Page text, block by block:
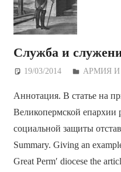
Служба и
19/03/2014 Дежурный
АРМИЯ
Аннотация. В статье на
Великопермской епархии
социальной защиты
Summary. Giving an
Great Perm′ diocese the